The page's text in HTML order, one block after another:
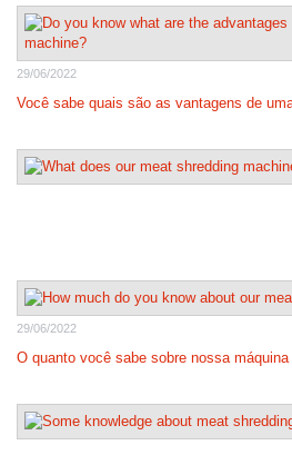
29/06/2022
Você sabe quais são as vantagens de
29/06/2022
O quanto você sabe sobre nossa